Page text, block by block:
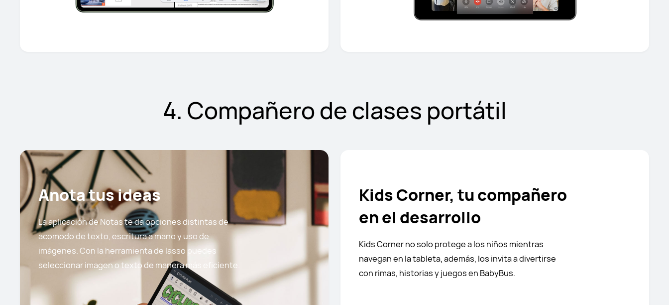
4. Compañero de clases portátil
Anota tus ideas
La aplicación de Notas te da opciones distintas de
acomodo de texto, escritura a mano y uso de
imágenes. Con la herramienta de lasso puedes
seleccionar imagen o texto de manera más eficiente.
Kids Corner, tu compañero
en el desarrollo
Kids Corner no solo protege a los niños mientras
navegan en la tableta, además, los invita a divertirse
con rimas, historias y juegos en BabyBus.